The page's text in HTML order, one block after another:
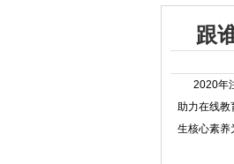
跟
2020年注
助力在线教
生核心素养